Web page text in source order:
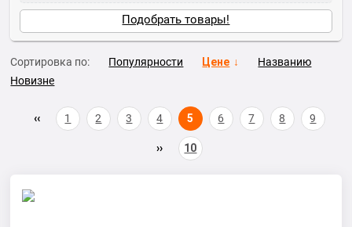
Подобрать товары!
Сортировка по: Популярности Цене
Названию
Новизне
1 2 3 4 5 6 7 8 9
10